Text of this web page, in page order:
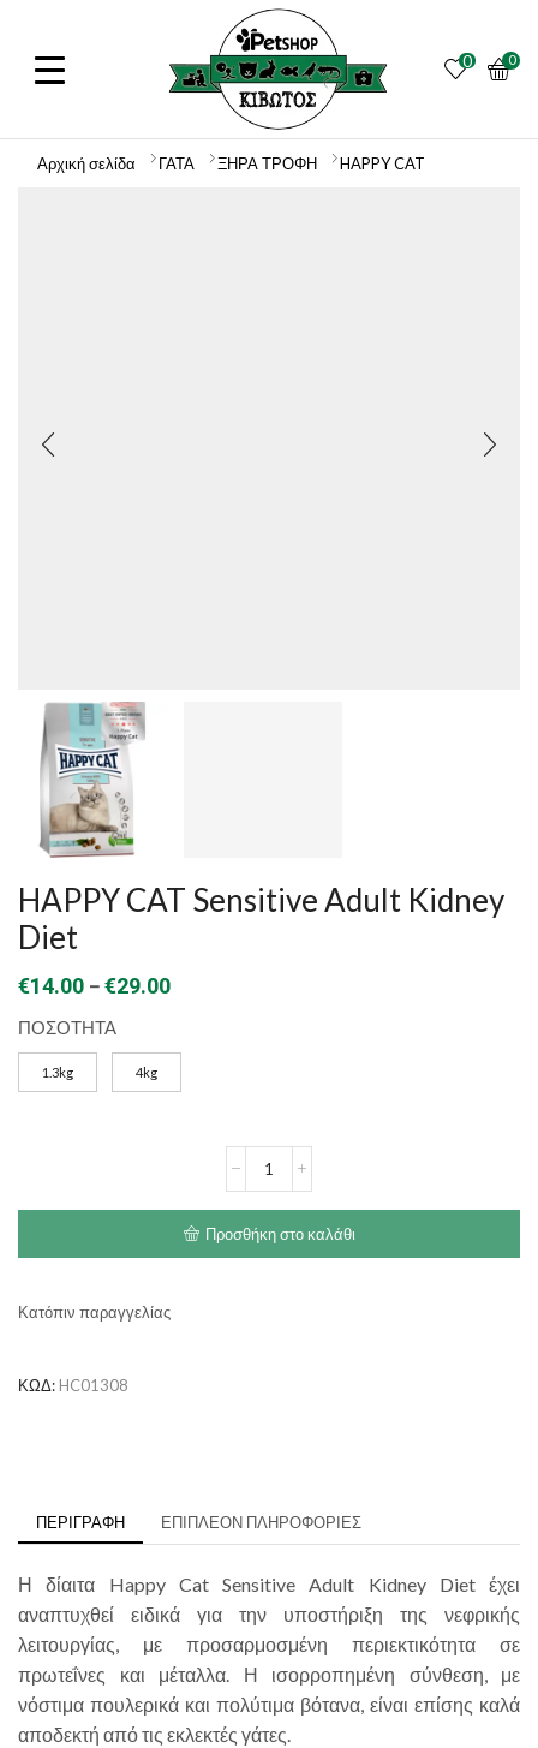
0 0
Αρχική σελίδα ΓΑΤΑ ΞΗΡΑ ΤΡΟΦΗ HAPPY CAT
HAPPY CAT Sensitive Adult Kidney
Diet
€14.00 –€29.00Price
€14.00
through
ΠΟΣΟΤΗΤΑ
1.3kg 4kg
Kidney
Diet
Προσθήκη στο καλάθι
Κατόπιν παραγγελίας
ΚΩΔ: HC01308
ΠΕΡΙΓΡΑΦΉ ΕΠΙΠΛΈΟΝ ΠΛΗΡΟΦΟΡΊΕΣ
Η δίαιτα Happy Cat Sensitive Adult Kidney Diet έχει
αναπτυχθεί ειδικά για την υποστήριξη της νεφρικής
λειτουργίας, με προσαρμοσμένη περιεκτικότητα σε
πρωτεΐνες και μέταλλα. Η ισορροπημένη σύνθεση, με
νόστιμα πουλερικά και πολύτιμα βότανα, είναι επίσης καλά
αποδεκτή από τις εκλεκτές γάτες.